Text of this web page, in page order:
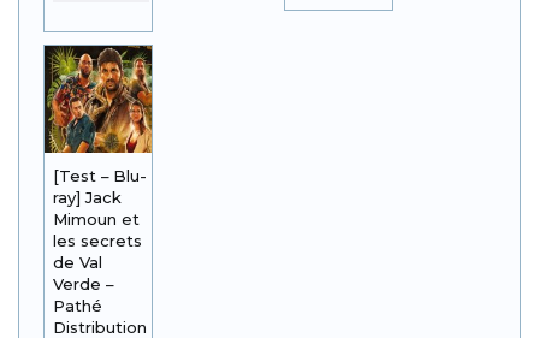
[Test – Blu-
ray] Jack
Mimoun et
les secrets
de Val
Verde –
Pathé
Distribution